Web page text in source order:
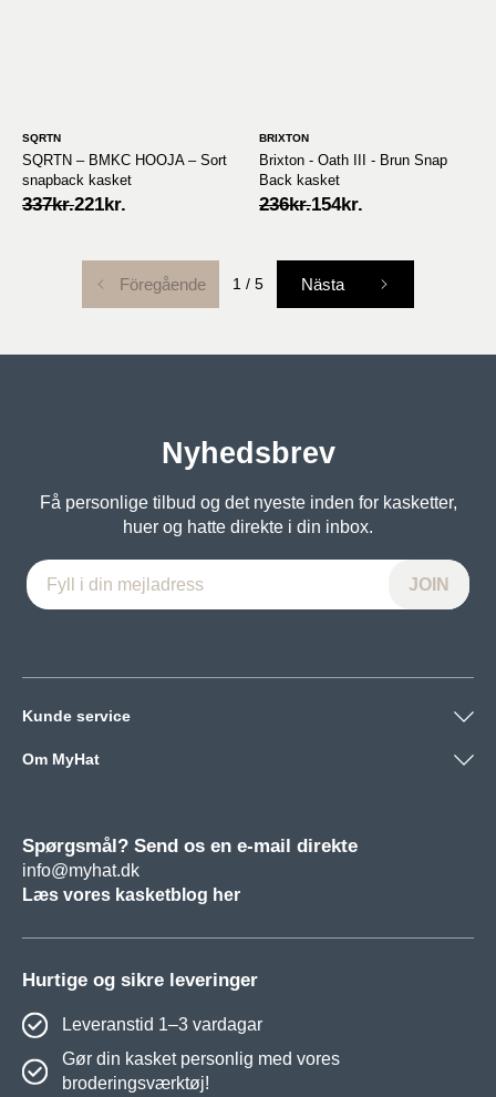
SQRTN
SQRTN – BMKC HOOJA – Sort
snapback kasket
337kr.
Original
221kr.
Current
BRIXTON
Brixton - Oath III - Brun Snap
Back kasket
236kr.
Original
236kr..
154kr.
Current
154kr..
Föregående 1 / 5 Nästa
Nyhedsbrev
Få personlige tilbud og det nyeste inden for kasketter,
huer og hatte direkte i din inbox.
Kunde service
Om MyHat
Spørgsmål? Send os en e-mail direkte
info@myhat.dk
Læs vores kasketblog her
Hurtige og sikre leveringer
Leveranstid 1–3 vardagar
Gør din kasket personlig med vores
broderingsværktøj!